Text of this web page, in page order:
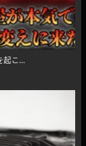
起こ…